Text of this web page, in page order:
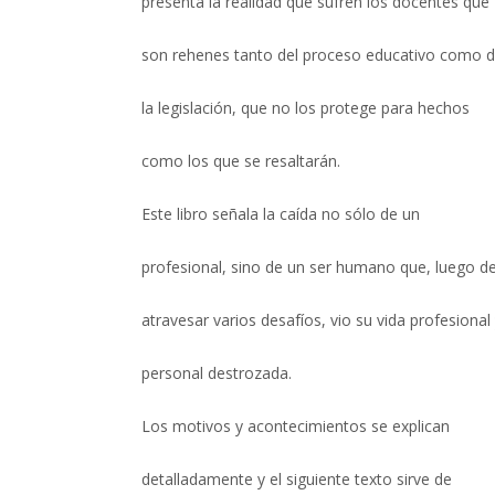
son rehenes tanto del proceso educativo como
la legislación, que no los protege para hechos
como los que se resaltarán.
Este libro señala la caída no sólo de un
profesional, sino de un ser humano que, luego de
atravesar varios desafíos, vio su vida profesional
personal destrozada.
Los motivos y acontecimientos se explican
detalladamente y el siguiente texto sirve de